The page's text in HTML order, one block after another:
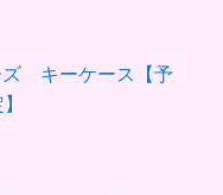
ズ キーケース【予